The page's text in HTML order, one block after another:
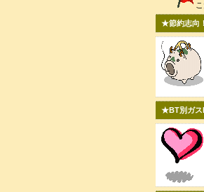
★節約志向
★BT別ガ